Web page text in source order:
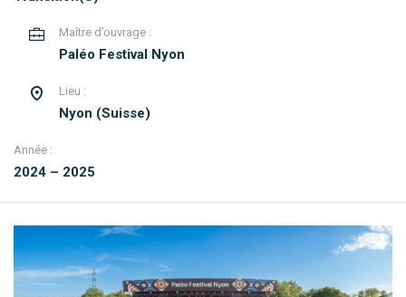
Maître d’ouvrage :
Paléo Festival Nyon
Lieu :
Nyon (Suisse)
Année :
2024 – 2025